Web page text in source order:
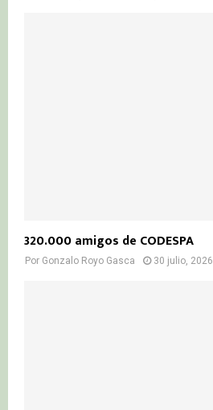
320.000 amigos de CODESPA
Por Gonzalo Royo Gasca 30 julio, 2026